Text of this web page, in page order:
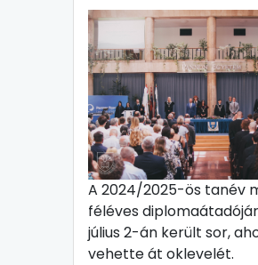
A 2024/2025-ös tanév
féléves
július 2-án került sor,
vehette át oklevelét.